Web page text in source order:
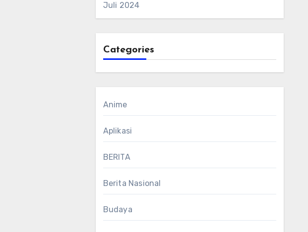
Juli 2024
Categories
Anime
Aplikasi
BERITA
Berita Nasional
Budaya